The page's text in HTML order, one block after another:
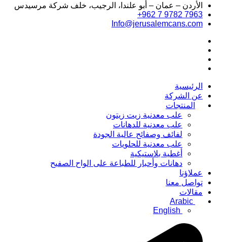
الأردن – عمان – أبو علندا، الرجيب، خلف شركة مرسيدس
+962 7 9782 7963
Info@jerusalemcans.com
الرئيسية
عن الشركة
المنتجات
علب معدنية زيت زيتون
علب معدنية للدهانات
لفائف وصفائح عالية الجودة
علب معدنية للحلويات
أغطية بلاستيكية
دهانات وأحبار للطباعة على الواح الصفيح
عملاؤنا
تواصل معنا
مقالات
Arabic
English